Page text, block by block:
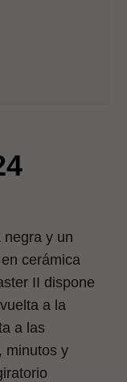
negra y un
cerámica
II dispone
a la
a las
minutos y